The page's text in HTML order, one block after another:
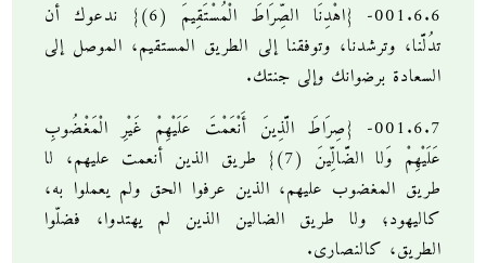
001.6.6- {اهْدِنَا الصِّرَاطَ الْمُسْتَقِيمَ (6)} ندعوك أن
تدُلَّنا، وترشدنا، وتوفقنا إلى الطريق المستقيم، الموصل إلى
السعادة برضوانك وإلى جنتك.
001.6.7- {صِرَاطَ الَّذِينَ أَنْعَمْتَ عَلَيْهِمْ غَيْرِ الْمَغْضُوبِ
عَلَيْهِمْ وَلا الضَّالِّينَ (7)} طريق الذين أنعمت عليهم، لا
طريق المغضوب عليهم، الذين عرفوا الحق ولم يعملوا به،
كاليهود؛ ولا طريق الضالين الذين لم يهتدوا، فضلّوا
الطريق، كالنصارى.